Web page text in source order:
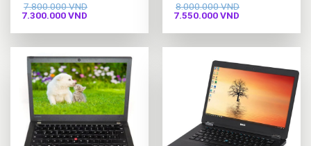
7.800.000VND
Giá
là:
7.300.000VND
tại
7.300.000 VND.
8.000.000VND
Giá
là:
7.550.000VND
tại
7.550.000 VND.